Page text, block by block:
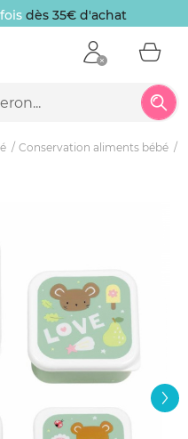
dès 35€ d'achat
Conservation aliments bébé